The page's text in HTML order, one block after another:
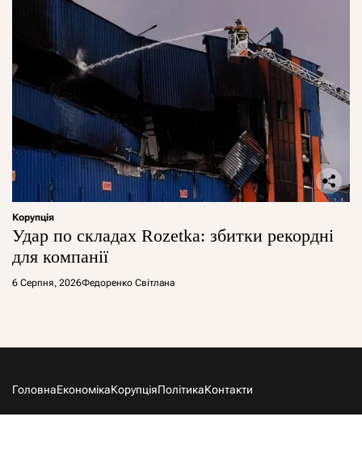
Корупція
Удар по складах Rozetka: збитки рекордні
для компанії
6 Серпня, 2026Федоренко Світлана
ГоловнаЕкономікаКорупціяПолітикаКонтакти